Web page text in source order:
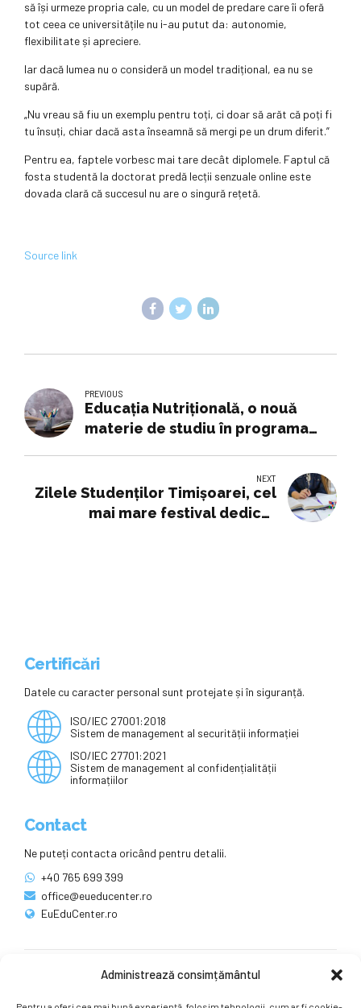
Administrează consimțământul
să își urmeze propria cale, cu un model de predare care îi oferă
tot ceea ce universitățile nu i-au putut da: autonomie,
flexibilitate și apreciere.
Iar dacă lumea nu o consideră un model tradițional, ea nu se
supără.
„Nu vreau să fiu un exemplu pentru toți, ci doar să arăt că poți fi
tu însuți, chiar dacă asta înseamnă să mergi pe un drum diferit.”
Pentru ea, faptele vorbesc mai tare decât diplomele. Faptul că
fosta studentă la doctorat predă lecții senzuale online este
dovada clară că succesul nu are o singură rețetă.
Source link
PREVIOUS
Educația Nutrițională, o nouă
materie de studiu în programa
liceu
NEXT
Zilele Studenților Timișoarei, cel
mai mare festival dedicat
Certificări
Datele cu caracter personal sunt protejate și în siguranță.
ISO/IEC 27001:2018
Sistem de management al securității informației
ISO/IEC 27701:2021
Sistem de management al confidențialității
informațiilor
Contact
Ne puteți contacta oricând pentru detalii.
+40 765 699 399
office@eueducenter.ro
EuEduCenter.ro